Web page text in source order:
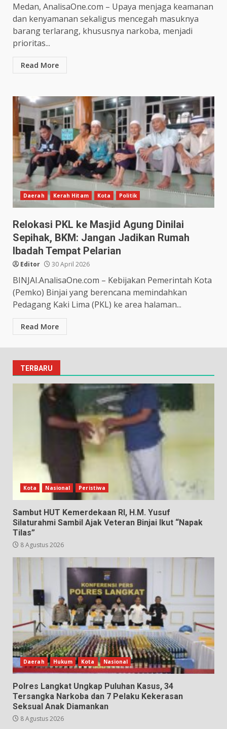
Medan, AnalisaOne.com – Upaya menjaga keamanan
dan kenyamanan sekaligus mencegah masuknya
barang terlarang, khususnya narkoba, menjadi
prioritas...
Read More
Daerah Kerah Hitam Kota Politik
Relokasi PKL ke Masjid Agung Dinilai
Sepihak, BKM: Jangan Jadikan Rumah
Ibadah Tempat Pelarian
Editor 30 April 2026
BINJAI.AnalisaOne.com – Kebijakan Pemerintah Kota
(Pemko) Binjai yang berencana memindahkan
Pedagang Kaki Lima (PKL) ke area halaman...
Read More
TERBARU
Kota Nasional Peristiwa
Sambut HUT Kemerdekaan RI, H.M. Yusuf
Silaturahmi Sambil Ajak Veteran Binjai Ikut “Napak
Tilas”
8 Agustus 2026
Daerah Hukum Kota Nasional
Polres Langkat Ungkap Puluhan Kasus, 34
Tersangka Narkoba dan 7 Pelaku Kekerasan
Seksual Anak Diamankan
8 Agustus 2026